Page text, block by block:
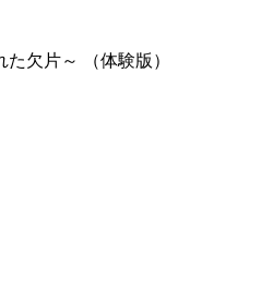
欠片～ （体験版）